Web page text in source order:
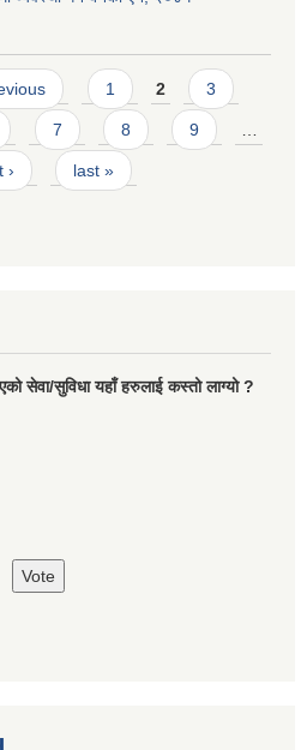
1 2 3
7 8 9
› last »
सेवा/सुविधा यहाँ हरुलाई कस्तो लाग्यो ?